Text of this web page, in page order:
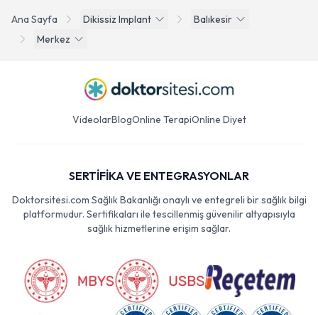
Ana Sayfa Dikissiz Implant
Balıkesir
Merkez
VideolarBlogOnline TerapiOnline Diyet
SERTİFİKA VE ENTEGRASYONLAR
Doktorsitesi.com Sağlık Bakanlığı onaylı ve entegreli bir sağlık bilgi
platformudur. Sertifikaları ile tescillenmiş güvenilir altyapısıyla
sağlık hizmetlerine erişim sağlar.